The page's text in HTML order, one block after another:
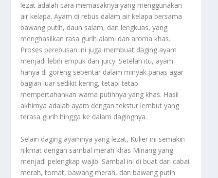
lezat adalah cara memasaknya yang menggunakan
air kelapa. Ayam di rebus dalam air kelapa bersama
bawang putih, daun salam, dan lengkuas, yang
menghasilkan rasa gurih alami dan aroma khas.
Proses perebusan ini juga membuat daging ayam
menjadi lebih empuk dan juicy. Setelah itu, ayam
hanya di goreng sebentar dalam minyak panas agar
bagian luar sedikit kering, tetapi tetap
mempertahankan warna putihnya yang khas. Hasil
akhirnya adalah ayam dengan tekstur lembut yang
terasa gurih hingga ke dalam dagingnya.
Selain daging ayamnya yang lezat, Kulier ini semakin
nikmat dengan sambal merah khas Minang yang
menjadi pelengkap wajib. Sambal ini di buat dari cabai
merah, tomat, bawang merah, dan bawang putih